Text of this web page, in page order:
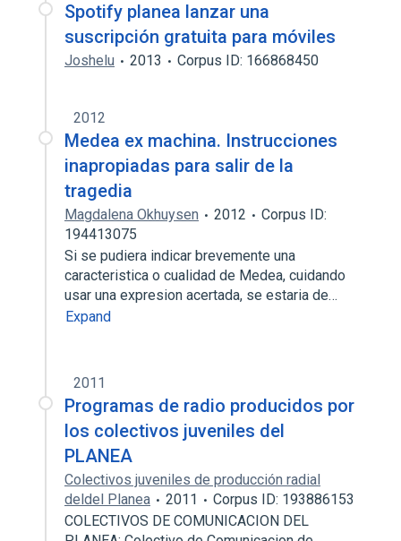
Spotify planea lanzar una
suscripción gratuita para móviles
Joshelu 2013 Corpus ID: 166868450
2012
Medea ex machina. Instrucciones
inapropiadas para salir de la
tragedia
Magdalena Okhuysen 2012
Corpus ID:
194413075
Si se pudiera indicar brevemente una
caracteristica o cualidad de Medea, cuidando
usar una expresion acertada, se estaria de…
Expand
2011
Programas de radio producidos por
los colectivos juveniles del
PLANEA
Colectivos juveniles de producción radial
deldel Planea
2011
Corpus ID: 193886153
COLECTIVOS DE COMUNICACION DEL